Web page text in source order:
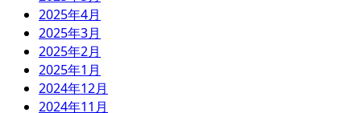
2025年4月
2025年3月
2025年2月
2025年1月
2024年12月
2024年11月